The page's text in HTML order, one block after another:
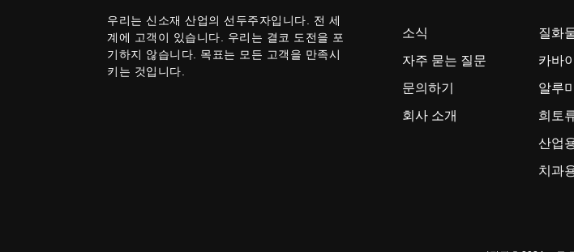
우리는 신소재 산업의 선두주자입니다. 전 세
계에 고객이 있습니다. 우리는 결코 도전을 포
기하지 않습니다. 목표는 모든 고객을 만족시
키는 것입니다.
소식
자주 묻는 질문
문의하기
회사 소개
질화
카바
알루
희토
산업
치과